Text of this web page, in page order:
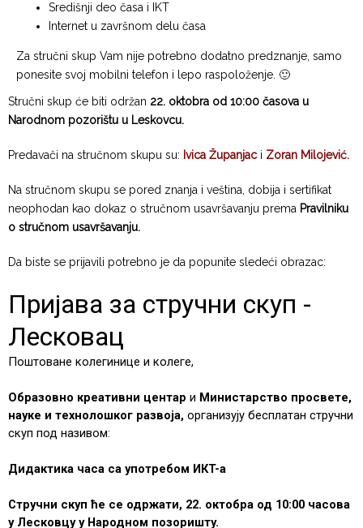
Središnji deo časa i IKT
Internet u završnom delu časa
Za stručni skup Vam nije potrebno dodatno predznanje, samo
ponesite svoj mobilni telefon i lepo raspoloženje. 🙂
Stručni skup će biti održan 22. oktobra od 10:00 časova u
Narodnom pozorištu u Leskovcu.
Predavači na stručnom skupu su: Ivica Županjaci Zoran Milojević.
Na stručnom skupu se pored znanja i veština, dobija i sertifikat
neophodan kao dokaz o stručnom usavršavanju prema Pravilniku
o stručnom usavršavanju.
Da biste se prijavili potrebno je da popunite sledeći obrazac: